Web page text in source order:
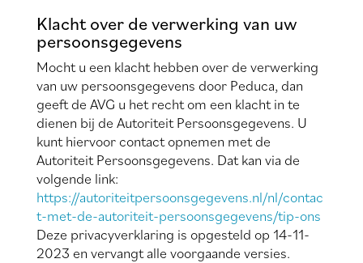
Klacht over de verwerking van uw
persoonsgegevens
Mocht u een klacht hebben over de verwerking
van uw persoonsgegevens door Peduca, dan
geeft de AVG u het recht om een klacht in te
dienen bij de Autoriteit Persoonsgegevens. U
kunt hiervoor contact opnemen met de
Autoriteit Persoonsgegevens. Dat kan via de
volgende link:
https://autoriteitpersoonsgegevens.nl/nl/contac
t-met-de-autoriteit-persoonsgegevens/tip-ons
Deze privacyverklaring is opgesteld op 14-11-
2023 en vervangt alle voorgaande versies.